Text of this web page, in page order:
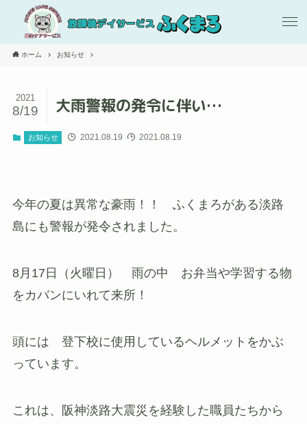
ホーム お知らせ
大雨警報の発令に伴い…
2021
8/19
お知らせ 2021.08.19 2021.08.19
今年の夏は異常な豪雨！！ ふくまろがある淡路
島にも警報が発令されました。
8月17日（火曜日） 雨の中 お弁当や学習する物
をカバンにいれて来所！
頭には 登下校に使用しているヘルメットをかぶ
っています。
これは、阪神淡路大震災を経験した職員たちから